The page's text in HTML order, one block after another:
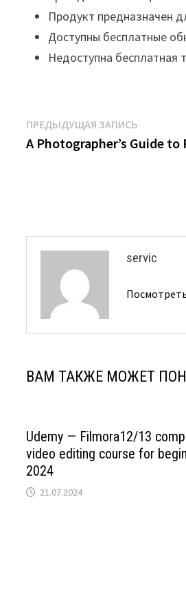
Продукт предназначен
Доступны бесплатные
Недоступна бесплатная
Навигация
по
ПРЕДЫДУЩАЯ ЗАПИСЬ
запись:
A Photographer’s Guide to
servic
ВАМ ТАКЖЕ МОЖЕТ
Udemy — Filmora12/13
video editing course for
2024
21.07.2024